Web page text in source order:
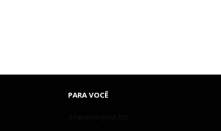
PARA VOCÊ
3/random/post-list